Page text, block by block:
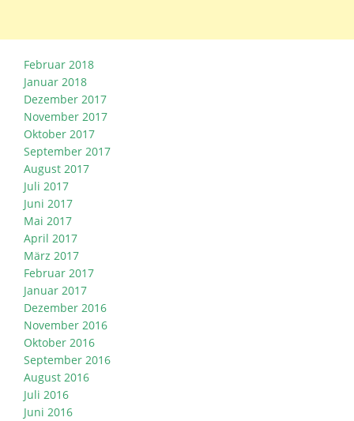
Februar 2018
Januar 2018
Dezember 2017
November 2017
Oktober 2017
September 2017
August 2017
Juli 2017
Juni 2017
Mai 2017
April 2017
März 2017
Februar 2017
Januar 2017
Dezember 2016
November 2016
Oktober 2016
September 2016
August 2016
Juli 2016
Juni 2016